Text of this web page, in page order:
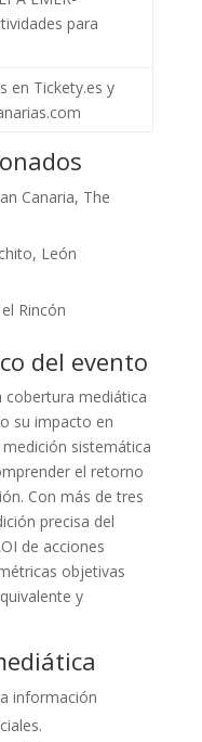
para
en Tickety.es y
Canaria, The
León
Rincón
del evento
cobertura mediática
su impacto en
sistemática
el retorno
Con más de tres
precisa del
de acciones
objetivas
y
información